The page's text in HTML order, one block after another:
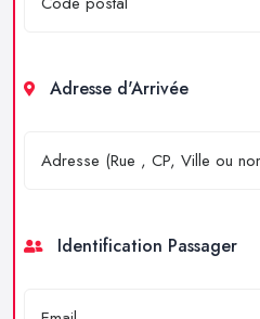
Adresse d'Arrivée
Identification Passager